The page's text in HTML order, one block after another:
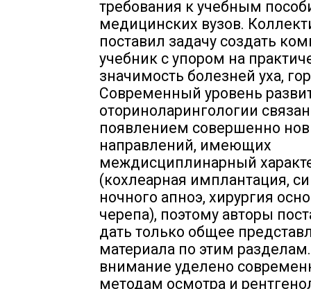
требования к учебным
медицинских вузов.
поставил задачу создать
учебник с упором на
значимость болезней уха,
Современный уровень
оториноларингологии
появлением совершенно
направлений, имеющих
междисциплинарный
(кохлеарная имплантация,
ночного апноэ, хирургия
черепа), поэтому авторы
дать только общее
материала по этим
внимание уделено
методам осмотра и